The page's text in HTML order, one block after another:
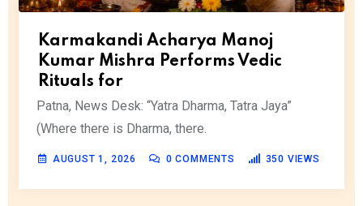
Karmakandi Acharya Manoj
Kumar Mishra Performs Vedic
Rituals for
Patna, News Desk: “Yatra Dharma, Tatra Jaya”
(Where there is Dharma, there.
AUGUST 1, 2026 0 COMMENTS 350 VIEWS